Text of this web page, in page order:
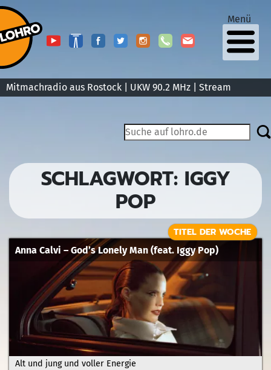
Mitmachradio aus Rostock | UKW 90.2 MHz | Stream
Menü
SCHLAGWORT: IGGY
POP
Alt und jung und voller Energie
Anna Calvi – God’s Lonely Man (feat. Iggy Pop)
TITEL DER WOCHE